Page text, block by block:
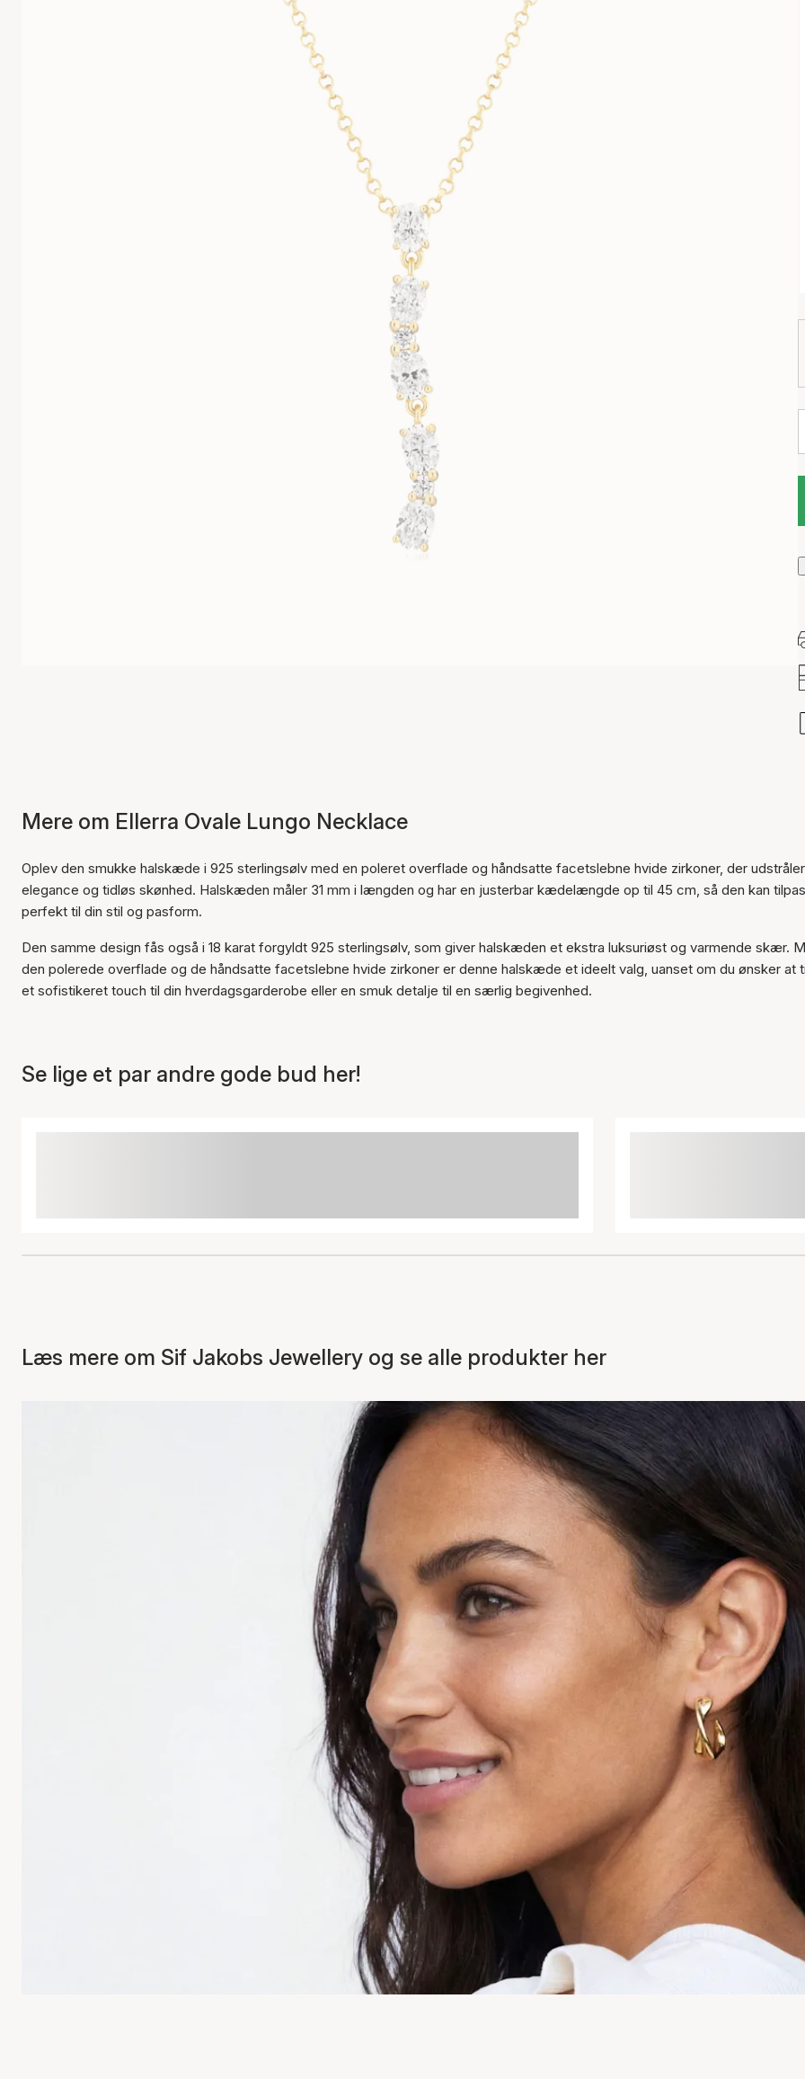
Mere om Ellerra Ovale Lungo Necklace
Oplev den smukke halskæde i 925 sterlingsølv med en poleret overflade og håndsatte facetslebne hvide zirkoner, der udstråler
elegance og tidløs skønhed. Halskæden måler 31 mm i længden og har en justerbar kædelængde op til 45 cm, så den kan
perfekt til din stil og pasform.
Den samme design fås også i 18 karat forgyldt 925 sterlingsølv, som giver halskæden et ekstra luksuriøst og varmende skær.
den polerede overflade og de håndsatte facetslebne hvide zirkoner er denne halskæde et ideelt valg, uanset om du ønsker at
et sofistikeret touch til din hverdagsgarderobe eller en smuk detalje til en særlig begivenhed.
Se lige et par andre gode bud her!
Læs mere om Sif Jakobs Jewellery og se alle produkter her